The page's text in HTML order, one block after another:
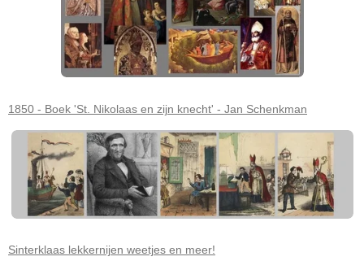
1850 - Boek 'St. Nikolaas en zijn knecht' - Jan Schenkman
Sinterklaas lekkernijen weetjes en meer!